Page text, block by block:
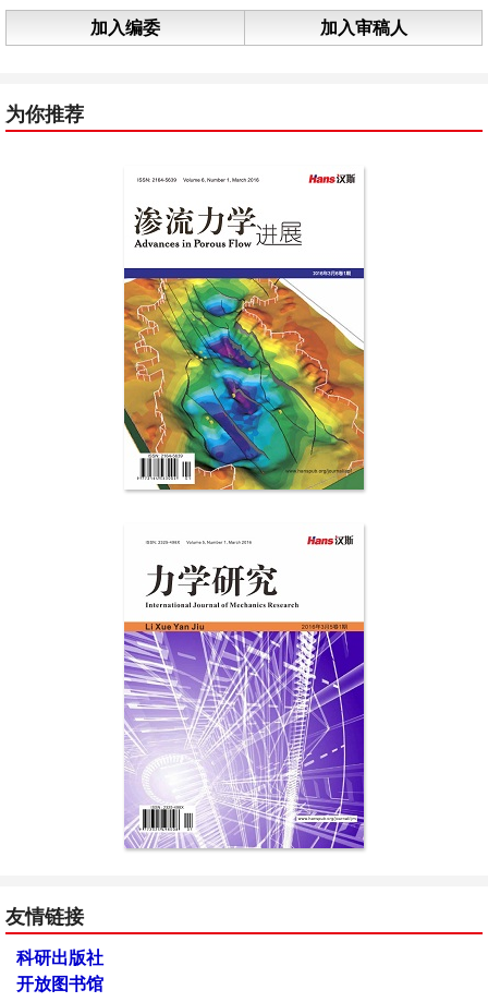
加入编委 加入审稿人
为你推荐
友情链接
科研出版社
开放图书馆